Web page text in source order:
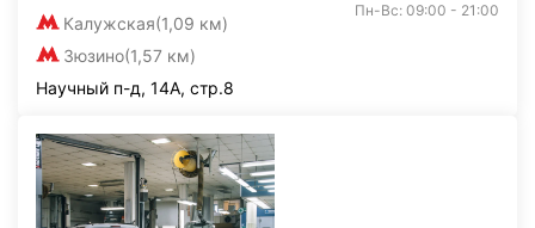
Калужская(1,09 км)
Зюзино(1,57 км)
Пн-Вс: 09:00 - 21:00
Научный п-д, 14А, стр.8